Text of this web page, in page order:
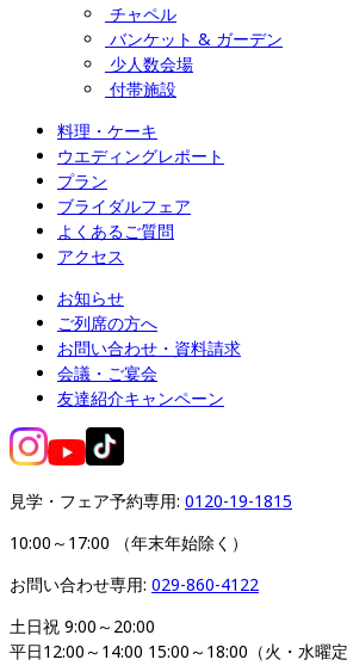
チャペル
バンケット & ガーデン
少人数会場
付帯施設
料理・ケーキ
ウエディングレポート
プラン
ブライダルフェア
よくあるご質問
アクセス
お知らせ
ご列席の方へ
お問い合わせ・資料請求
会議・ご宴会
友達紹介キャンペーン
見学・フェア予約専用: 0120-19-1815
10:00～17:00 （年末年始除く）
お問い合わせ専用: 029-860-4122
土日祝 9:00～20:00
平日12:00～14:00 15:00～18:00（火・水曜